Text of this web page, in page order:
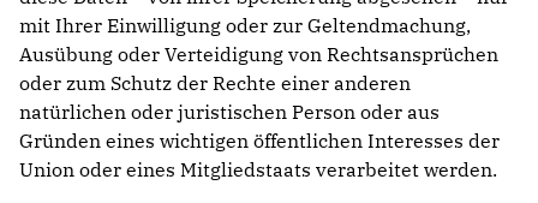
mit Ihrer Einwilligung oder zur Geltendmachung,
Ausübung oder Verteidigung von Rechtsansprüchen
oder zum Schutz der Rechte einer anderen
natürlichen oder juristischen Person oder aus
Gründen eines wichtigen öffentlichen Interesses der
Union oder eines Mitgliedstaats verarbeitet werden.